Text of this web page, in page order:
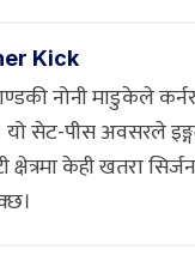
Kick
नोनी माडुकेले
यो सेट-पीस अवसरले
क्षेत्रमा केही खतरा